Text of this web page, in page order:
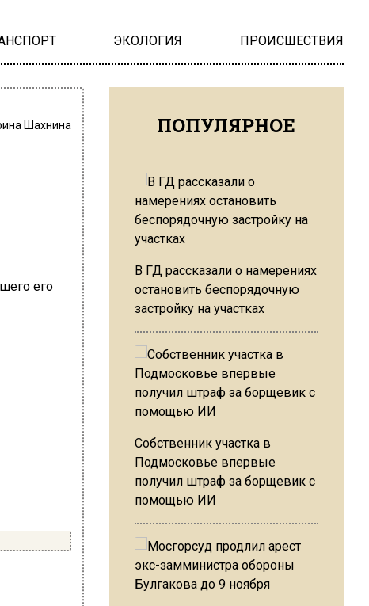
ЭКОЛОГИЯ ПРОИСШЕСТВИЯ
Шахнина ПОПУЛЯРНОЕ
В ГД рассказали о намерениях
остановить беспорядочную
застройку на участках
Собственник участка в
Подмосковье впервые
получил штраф за борщевик с
помощью ИИ